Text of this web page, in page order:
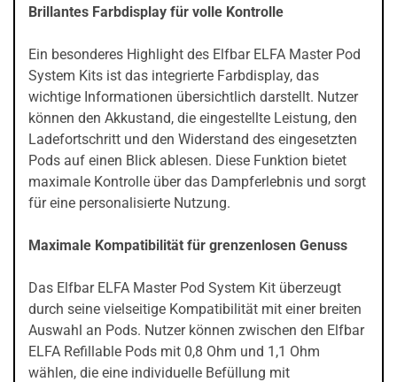
Brillantes Farbdisplay für volle Kontrolle
Ein besonderes Highlight des Elfbar ELFA Master Pod
System Kits ist das integrierte Farbdisplay, das
wichtige Informationen übersichtlich darstellt. Nutzer
können den Akkustand, die eingestellte Leistung, den
Ladefortschritt und den Widerstand des eingesetzten
Pods auf einen Blick ablesen. Diese Funktion bietet
maximale Kontrolle über das Dampferlebnis und sorgt
für eine personalisierte Nutzung.
Maximale Kompatibilität für grenzenlosen Genuss
Das Elfbar ELFA Master Pod System Kit überzeugt
durch seine vielseitige Kompatibilität mit einer breiten
Auswahl an Pods. Nutzer können zwischen den Elfbar
ELFA Refillable Pods mit 0,8 Ohm und 1,1 Ohm
wählen, die eine individuelle Befüllung mit